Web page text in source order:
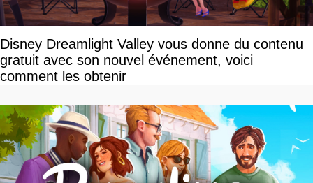
Disney Dreamlight Valley vous donne du contenu
gratuit avec son nouvel événement, voici
comment les obtenir